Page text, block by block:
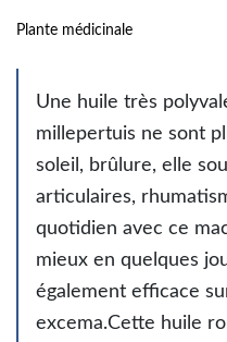
Plante médicinale
Une huile très
millepertuis ne sont
soleil, brûlure, elle
articulaires,
quotidien avec ce
mieux en quelques
également efficace
excema.Cette huile